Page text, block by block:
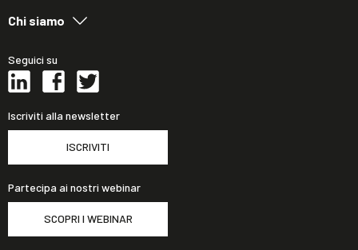
Chi siamo
Seguici su
Iscriviti alla newsletter
ISCRIVITI
Partecipa ai nostri webinar
SCOPRI I WEBINAR